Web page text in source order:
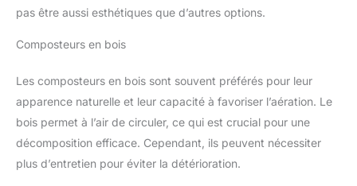
pas être aussi esthétiques que d’autres options.
Composteurs en bois
Les composteurs en bois sont souvent préférés pour leur
apparence naturelle et leur capacité à favoriser l’aération. Le
bois permet à l’air de circuler, ce qui est crucial pour une
décomposition efficace. Cependant, ils peuvent nécessiter
plus d’entretien pour éviter la détérioration.